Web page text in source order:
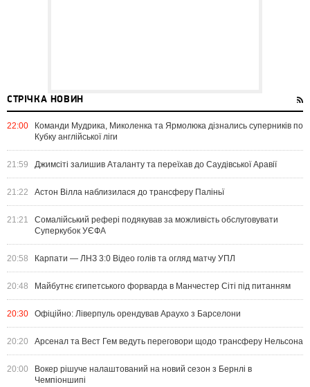
СТРІЧКА НОВИН
22:00
Команди Мудрика, Миколенка та Ярмолюка дізнались суперників по
Кубку англійської ліги
21:59 Джимсіті залишив Аталанту та переїхав до Саудівської Аравії
21:22 Астон Вілла наблизилася до трансферу Паліньї
21:21
Сомалійський рефері подякував за можливість обслуговувати
Суперкубок УЄФА
20:58 Карпати — ЛНЗ 3:0 Відео голів та огляд матчу УПЛ
20:48 Майбутнє єгипетського форварда в Манчестер Сіті під питанням
20:30 Офіційно: Ліверпуль орендував Араухо з Барселони
20:20 Арсенал та Вест Гем ведуть переговори щодо трансферу Нельсона
20:00
Вокер рішуче налаштований на новий сезон з Бернлі в
Чемпіоншипі